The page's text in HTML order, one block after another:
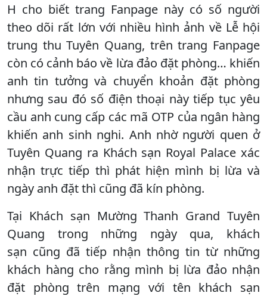
H cho biết trang Fanpage này có số người
theo dõi rất lớn với nhiều hình ảnh về Lễ hội
trung thu Tuyên Quang, trên trang Fanpage
còn có cảnh báo về lừa đảo đặt phòng… khiến
anh tin tưởng và chuyển khoản đặt phòng
nhưng sau đó số điện thoại này tiếp tục yêu
cầu anh cung cấp các mã OTP của ngân hàng
khiến anh sinh nghi. Anh nhờ người quen ở
Tuyên Quang ra Khách sạn Royal Palace xác
nhận trực tiếp thì phát hiện mình bị lừa và
ngày anh đặt thì cũng đã kín phòng.
Tại Khách sạn Mường Thanh Grand Tuyên
Quang trong những ngày qua, khách
sạn cũng đã tiếp nhận thông tin từ những
khách hàng cho rằng mình bị lừa đảo nhận
đặt phòng trên mạng với tên khách sạn